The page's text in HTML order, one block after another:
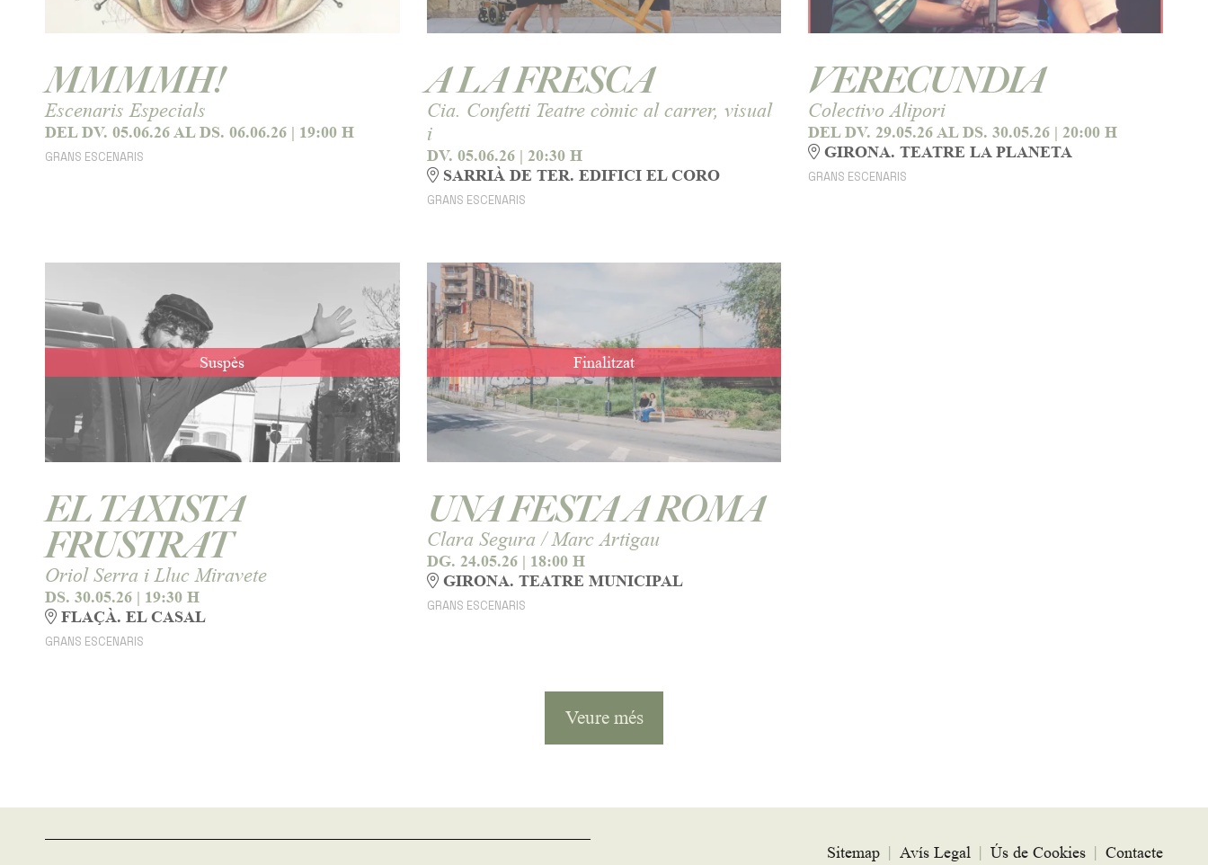
MMMMH!
Escenaris Especials
DEL DV. 05.06.26 AL DS. 06.06.26 | 19:00 H
GRANS ESCENARIS
A LA FRESCA
Cia. Confetti Teatre còmic al carrer, visual
i
DV. 05.06.26| 20:30 H
SARRIÀ DE TER. EDIFICI EL CORO
GRANS ESCENARIS
VERECUNDIA
Colectivo Alipori
DEL DV. 29.05.26 AL DS. 30.05.26 |20:00 H
GIRONA. TEATRE LA PLANETA
GRANS ESCENARIS
Suspès
EL TAXISTA
FRUSTRAT
Oriol Serra i Lluc Miravete
DS. 30.05.26 | 19:30 H
FLAÇÀ. EL CASAL
GRANS ESCENARIS
Finalitzat
UNA FESTA A ROMA
Clara Segura / Marc Artigau
DG. 24.05.26| 18:00 H
GIRONA. TEATRE MUNICIPAL
GRANS ESCENARIS
Veure més
Sitemap Avís Legal Ús de Cookies Contacte